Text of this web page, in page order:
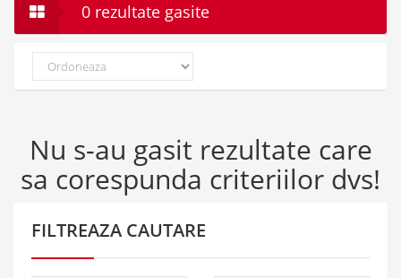
0 rezultate gasite
Ordoneaza
dupa
Nu s-au gasit rezultate care
sa corespunda criteriilor dvs!
FILTREAZA CAUTARE